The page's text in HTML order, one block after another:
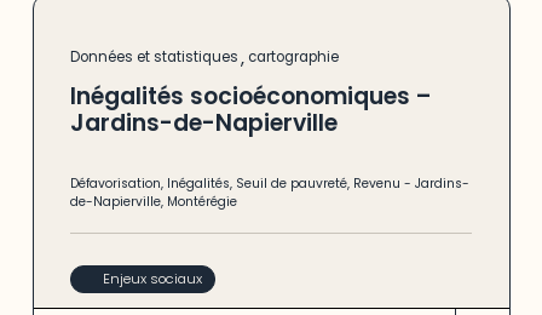
Données et statistiques, cartographie
Inégalités socioéconomiques –
Jardins-de-Napierville
Défavorisation, Inégalités, Seuil de pauvreté, Revenu -Jardins-
de-Napierville, Montérégie
Enjeux sociaux